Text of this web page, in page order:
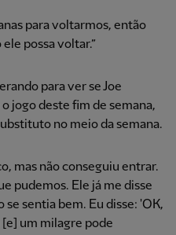
para voltarmos, então
possa voltar.”
para ver se Joe
jogo deste fim de semana,
no meio da semana.
mas não conseguiu entrar.
pudemos. Ele já me disse
sentia bem. Eu disse: 'OK,
um milagre pode